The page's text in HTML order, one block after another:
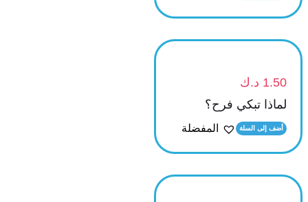
1.50 د.ك
لماذا تبكي فرح؟
أضف إلى السلة المفضلة